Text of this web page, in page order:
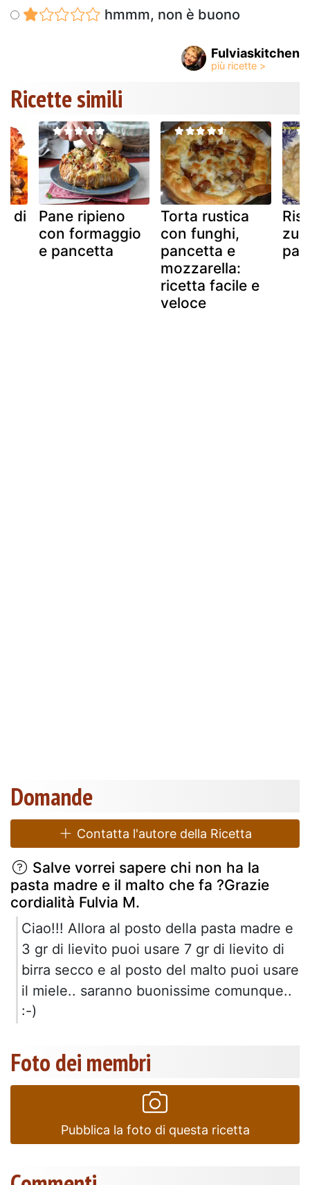
hmmm, non è buono
Fulviaskitchen
Ricette simili
di
Pane ripieno
con formaggio
e pancetta
Torta rustica
con funghi,
pancetta e
mozzarella:
ricetta facile e
veloce
Domande
Contatta l'autore della Ricetta
Salve vorrei sapere chi non ha la
pasta madre e il malto che fa ?Grazie
cordialità Fulvia M.
Ciao!!! Allora al posto della pasta madre e
3 gr di lievito puoi usare 7 gr di lievito di
birra secco e al posto del malto puoi usare
il miele.. saranno buonissime comunque..
:-)
Foto dei membri
Pubblica la foto di questa ricetta